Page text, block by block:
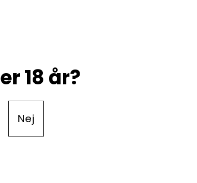
18 år?
Nej